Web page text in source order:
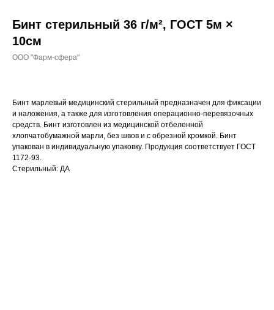
Бинт стерильный 36 г/м², ГОСТ 5м ×
10см
ООО "Фарм-сфера"
Бинт марлевый медицинский стерильный предназначен для фиксации
и наложения, а также для изготовления операционно-перевязочных
средств. Бинт изготовлен из медицинской отбеленной
хлопчатобумажной марли, без швов и с обрезной кромкой. Бинт
упакован в индивидуальную упаковку. Продукция соответствует ГОСТ
1172-93.
Стерильный: ДА